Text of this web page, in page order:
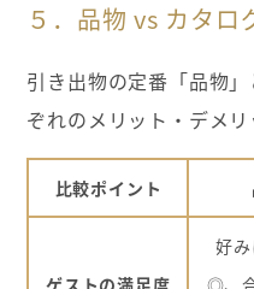
５．品物 vs カタロ
引き出物の定番「品物
ぞれのメリット・デメリ
比較ポイント
好